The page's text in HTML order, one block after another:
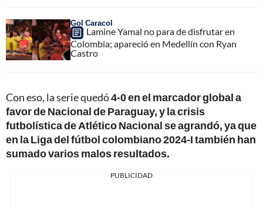
Gol Caracol
Lamine Yamal no para de disfrutar en
Colombia; apareció en Medellín con Ryan
Castro
Con eso, la serie quedó4-0 en el marcador global a
favor de Nacional de Paraguay, y la crisis
futbolística de Atlético Nacional se agrandó, ya que
en la Liga del fútbol colombiano 2024-I también han
sumado varios malos resultados.
PUBLICIDAD